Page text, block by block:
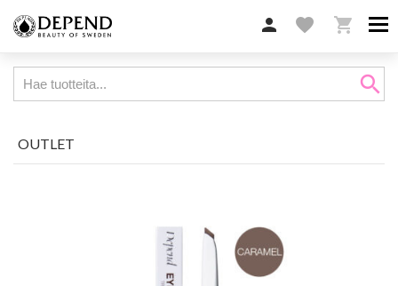
 favorite 
search
OUTLET